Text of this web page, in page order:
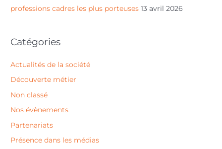
professions cadres les plus porteuses 13 avril 2026
Catégories
Actualités de la société
Découverte métier
Non classé
Nos évènements
Partenariats
Présence dans les médias